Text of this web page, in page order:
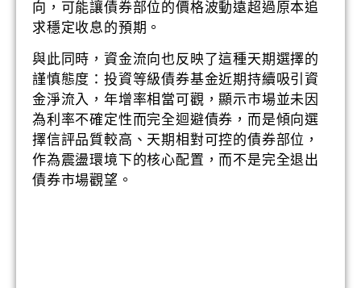
向，可能讓債券部位的價格波動遠超過原本追
求穩定收息的預期。
與此同時，資金流向也反映了這種天期選擇的
謹慎態度：投資等級債券基金近期持續吸引資
金淨流入，年增率相當可觀，顯示市場並未因
為利率不確定性而完全迴避債券，而是傾向選
擇信評品質較高、天期相對可控的債券部位，
作為震盪環境下的核心配置，而不是完全退出
債券市場觀望。